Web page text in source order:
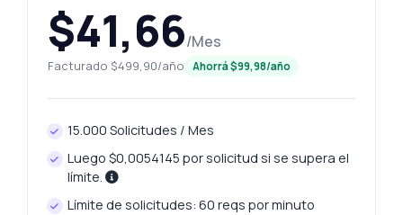
$41,66/Mes
Facturado $499,90/año Ahorrá $99,98/año
15.000 Solicitudes / Mes
Luego $0,0054145 por solicitud si se supera el
límite.
Límite de solicitudes: 60 reqs por minuto